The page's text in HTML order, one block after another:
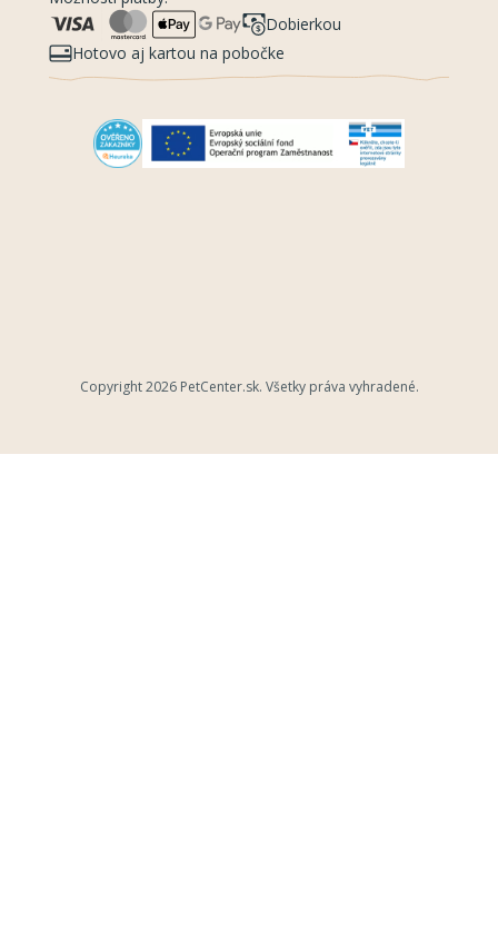
Dobierkou
Hotovo aj kartou na pobočke
Copyright 2026 PetCenter.sk. Všetky práva vyhradené.